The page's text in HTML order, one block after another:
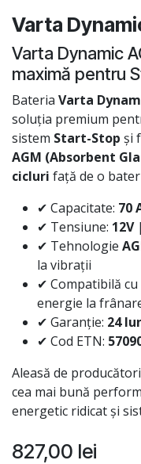
Varta
Varta Dynamic
maximă pentru
Bateria Varta
soluția premium
sistem Start-Stop și
AGM (Absorbent
cicluri față de o
✔ Capacitate: 70
✔ Tensiune: 12V|
✔ Tehnologie
la vibrații
✔ Compatibilă cu
energie la
✔ Garanție: 24
✔ Cod ETN:
Aleasă de
cea mai bună
energetic ridicat și
827,00 lei